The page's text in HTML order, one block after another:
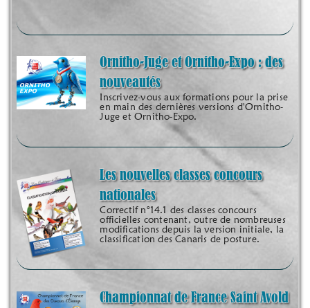
Ornitho-Juge et Ornitho-Expo : des
nouveautés
Inscrivez-vous aux formations pour la prise
en main des dernières versions d'Ornitho-
Juge et Ornitho-Expo.
Les nouvelles classes concours
nationales
Correctif n°14.1 des classes concours
officielles contenant, outre de nombreuses
modifications depuis la version initiale, la
classification des Canaris de posture.
Championnat de France Saint Avold